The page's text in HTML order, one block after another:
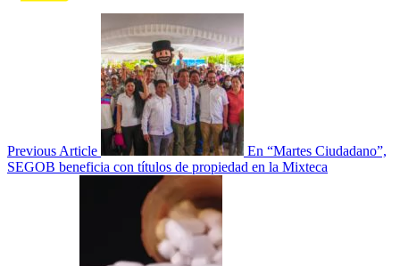
Previous Article
En “Martes Ciudadano”,
SEGOB beneficia con títulos de propiedad en la Mixteca